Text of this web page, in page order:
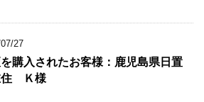
27
購入されたお客様：鹿児島県日置
住 Ｋ様